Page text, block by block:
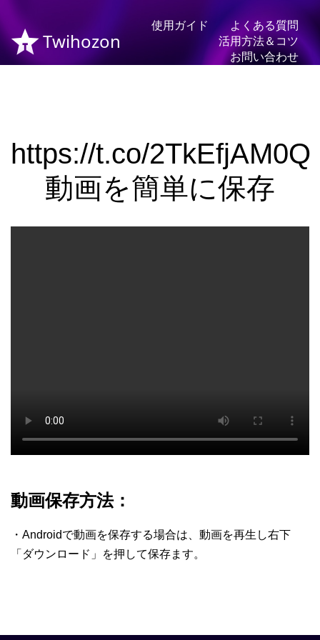
Twihozon
使用ガイド
よくある質問
活用方法＆コツ
お問い合わせ
https://t.co/2TkEfjAM0Q
動画を簡単に保存
動画保存方法：
・Androidで動画を保存する場合は、動画を再生し右下
「ダウンロード」を押して保存ます。